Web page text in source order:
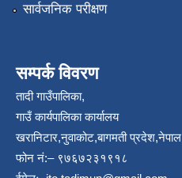
सार्वजनिक परीक्षण
सम्पर्क विवरण
तादी गाउँपालिका,
गाउँ कार्यपालिका कार्यालय
खरानिटार,नुवाकोट,बागमती प्रदेश,नेपाल
फोन नं:– ९७६७२३१९१८